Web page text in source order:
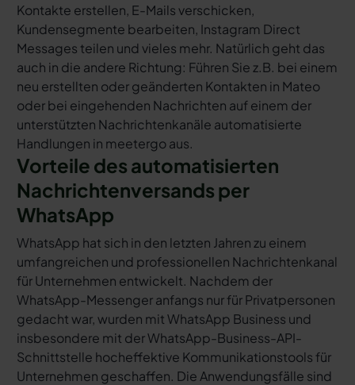
Kontakte erstellen, E-Mails verschicken,
Kundensegmente bearbeiten, Instagram Direct
Messages teilen und vieles mehr. Natürlich geht das
auch in die andere Richtung: Führen Sie z.B. bei einem
neu erstellten oder geänderten Kontakten in Mateo
oder bei eingehenden Nachrichten auf einem der
unterstützten Nachrichtenkanäle automatisierte
Handlungen in meetergo aus.
Vorteile des automatisierten
Nachrichtenversands per
WhatsApp
WhatsApp hat sich in den letzten Jahren zu einem
umfangreichen und professionellen Nachrichtenkanal
für Unternehmen entwickelt. Nachdem der
WhatsApp-Messenger anfangs nur für Privatpersonen
gedacht war, wurden mit WhatsApp Business und
insbesondere mit der WhatsApp-Business-API-
Schnittstelle hocheffektive Kommunikationstools für
Unternehmen geschaffen. Die Anwendungsfälle sind